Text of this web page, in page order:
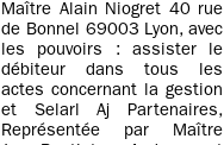
Maître Alain Niogret 40 rue
de Bonnel 69003 Lyon, avec
les pouvoirs : assister le
débiteur dans tous les
actes concernant la gestion
et Selarl Aj Partenaires,
Représentée par Maître